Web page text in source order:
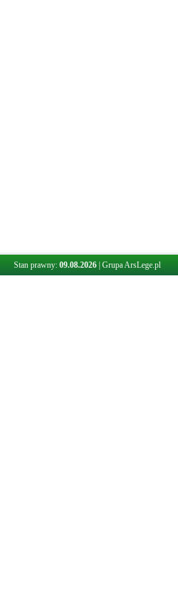
Stan prawny: 09.08.2026 Grupa ArsLege.pl